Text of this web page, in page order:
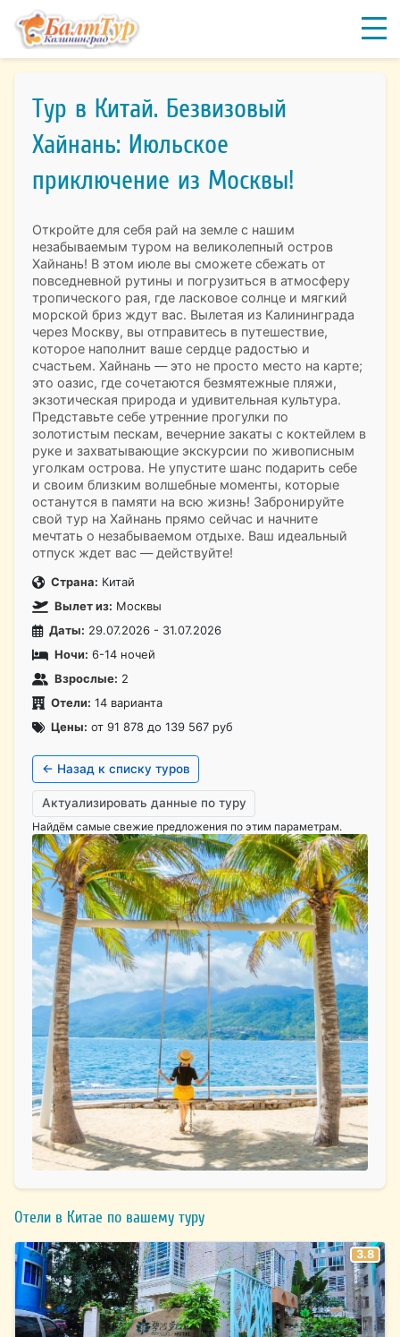
Тур в Китай. Безвизовый
Хайнань: Июльское
приключение из Москвы!
Откройте для себя рай на земле с нашим
незабываемым туром на великолепный остров
Хайнань! В этом июле вы сможете сбежать от
повседневной рутины и погрузиться в атмосферу
тропического рая, где ласковое солнце и мягкий
морской бриз ждут вас. Вылетая из Калининграда
через Москву, вы отправитесь в путешествие,
которое наполнит ваше сердце радостью и
счастьем. Хайнань — это не просто место на карте;
это оазис, где сочетаются безмятежные пляжи,
экзотическая природа и удивительная культура.
Представьте себе утренние прогулки по
золотистым пескам, вечерние закаты с коктейлем в
руке и захватывающие экскурсии по живописным
уголкам острова. Не упустите шанс подарить себе
и своим близким волшебные моменты, которые
останутся в памяти на всю жизнь! Забронируйте
свой тур на Хайнань прямо сейчас и начните
мечтать о незабываемом отдыхе. Ваш идеальный
отпуск ждет вас — действуйте!
Страна: Китай
Вылет из: Москвы
Даты: 29.07.2026 - 31.07.2026
Ночи: 6-14 ночей
Взрослые: 2
Отели: 14 варианта
Цены: от 91 878 до 139 567 руб
← Назад к списку туров
Актуализировать данные по туру
Найдём самые свежие предложения по этим параметрам.
Отели в Китае по вашему туру
3.8